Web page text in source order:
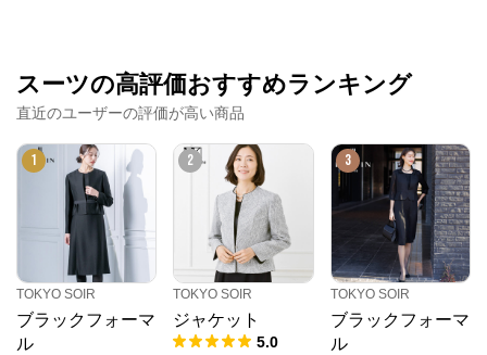
スーツの高評価おすすめランキング
直近のユーザーの評価が高い商品
1
TOKYO SOIR
ブラックフォーマ
ル
2
TOKYO SOIR
ジャケット
5.0
3
TOKYO SOIR
ブラックフォーマ
ル